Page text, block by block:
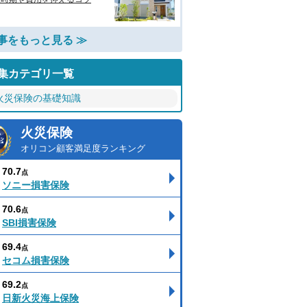
をもっと見る ≫
カテゴリ一覧
災保険の基礎知識
火災保険
オリコン顧客満足度ランキング
70.7点
ソニー損害保険
70.6点
SBI損害保険
69.4点
セコム損害保険
69.2点
日新火災海上保険